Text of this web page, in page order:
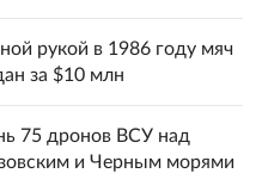
рукой в 1986 году мяч
за $10 млн
75 дронов ВСУ над
и Черным морями